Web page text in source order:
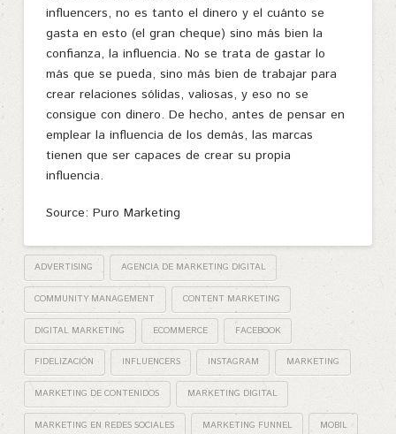
influencers, no es tanto el dinero y el cuánto se
gasta en esto (el gran cheque) sino más bien la
confianza, la influencia. No se trata de gastar lo
más que se pueda, sino más bien de trabajar para
crear relaciones sólidas, valiosas, y eso no se
consigue con dinero. De hecho, antes de pensar en
emplear la influencia de los demás, las marcas
tienen que ser capaces de crear su propia
influencia.
Source: Puro Marketing
ADVERTISING AGENCIA DE MARKETING DIGITAL
COMMUNITY MANAGEMENT CONTENT MARKETING
DIGITAL MARKETING ECOMMERCE FACEBOOK
FIDELIZACIÓN INFLUENCERS INSTAGRAM MARKETING
MARKETING DE CONTENIDOS MARKETING DIGITAL
MARKETING EN REDES SOCIALES MARKETING FUNNEL MOBIL